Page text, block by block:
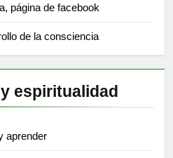
página de facebook
de la consciencia
espiritualidad
aprender